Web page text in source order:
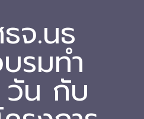
ะมาตรฐานการแลกเปลี่ยนข้อมูล
ง
จ.นธ
รมทำ
น กับ